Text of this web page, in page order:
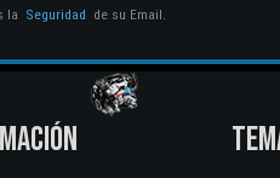
la Seguridad de su Email.